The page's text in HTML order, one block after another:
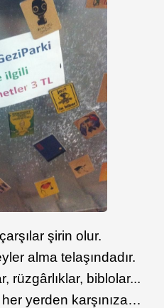
şirin olur.
alma telaşındadır.
rüzgârlıklar, biblolar...
yerden karşınıza…